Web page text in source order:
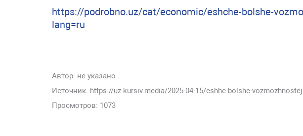
https://podrobno.uz/cat/economic/eshche-bolshe-
lang=ru
Автор: не указано
Источник: https://uz.kursiv.media/2025-04-15/eshhe-bolshe-
Просмотров: 1073